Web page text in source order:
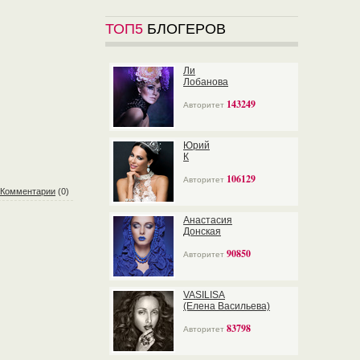
Комментарии (0)
ТОП5 БЛОГЕРОВ
Ли
Лобанова
Авторитет 143249
Юрий
К
Авторитет 106129
Анастасия
Донская
Авторитет 90850
VASILISA
(Елена Васильева)
Авторитет 83798